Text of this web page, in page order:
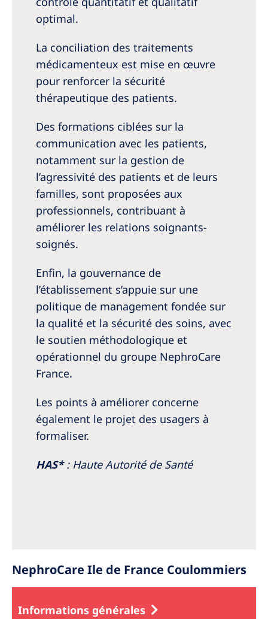
optimal.
La conciliation des traitements
médicamenteux est mise en œuvre
pour renforcer la sécurité
thérapeutique des patients.
Des formations ciblées sur la
communication avec les patients,
notamment sur la gestion de
l’agressivité des patients et de leurs
familles, sont proposées aux
professionnels, contribuant à
améliorer les relations soignants-
soignés.
Enfin, la gouvernance de
l’établissement s’appuie sur une
politique de management fondée sur
la qualité et la sécurité des soins, avec
le soutien méthodologique et
opérationnel du groupe NephroCare
France.
Les points à améliorer concerne
également le projet des usagers à
formaliser.
HAS*: Haute Autorité de Santé
NephroCare Ile de France Coulommiers
Informations générales